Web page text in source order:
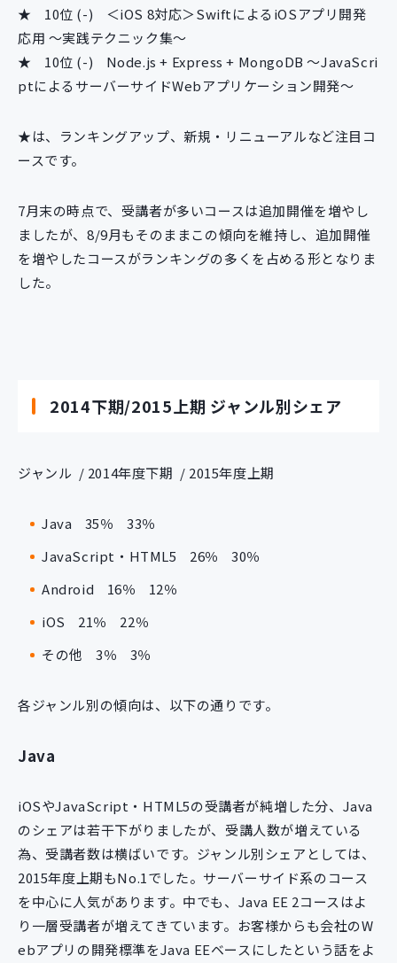
★
10位 (-)
＜iOS 8対応＞SwiftによるiOSアプリ開発
応用 ～実践テクニック集～
★
10位 (-)
Node.js + Express + MongoDB ～JavaScri
ptによるサーバーサイドWebアプリケーション開発～
★は、ランキングアップ、新規・リニューアルなど注目コ
ースです。
7月末の時点で、受講者が多いコースは追加開催を増やし
ましたが、8/9月もそのままこの傾向を維持し、追加開催
を増やしたコースがランキングの多くを占める形となりま
した。
2014下期/2015上期 ジャンル別シェア
ジャンル / 2014年度下期 / 2015年度上期
Java 35％
33％
JavaScript・HTML5
26％
30％
Android
16％
12％
iOS
21％
22％
その他
3％ 3％
各ジャンル別の傾向は、以下の通りです。
Java
iOSやJavaScript・HTML5の受講者が純増した分、Java
のシェアは若干下がりましたが、受講人数が増えている
為、受講者数は横ばいです。ジャンル別シェアとしては、
2015年度上期もNo.1でした。サーバーサイド系のコース
を中心に人気があります。中でも、Java EE 2コースはよ
り一層受講者が増えてきています。お客様からも会社のW
ebアプリの開発標準をJava EEベースにしたという話をよ